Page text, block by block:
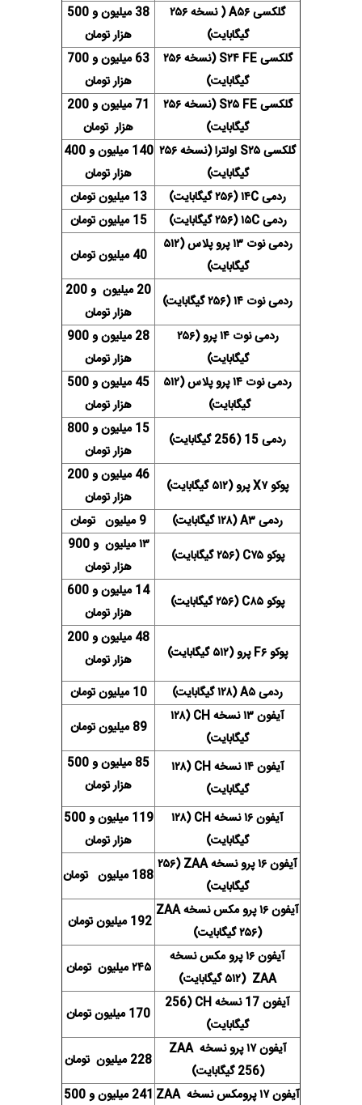
گلکسی A۵۶ ( نسخه ۲۵۶
گیگابایت)
38 میلیون و 500
هزار تومان
گلکسی S۲۴ FE (نسخه ۲۵۶
گیگابایت)
63 میلیون و 700
هزار تومان
گلکسی S۲۵ FE (نسخه ۲۵۶
گیگابایت)
71 میلیون و 200
هزار تومان
گلکسی S۲۵ اولترا (نسخه ۲۵۶
گیگابایت)
140 میلیون و 400
هزار تومان
ردمی ۱۴C (۲۵۶ گیگابایت)
13 میلیون تومان
ردمی ۱۵C (۲۵۶ گیگابایت)
15 میلیون تومان
ردمی نوت ۱۳ پرو پلاس (۵۱۲
گیگابایت)
40 میلیون تومان
ردمی نوت ۱۴ (۲۵۶ گیگابایت)
20 میلیون و 200
هزار تومان
ردمی نوت ۱۴ پرو (۲۵۶
گیگابایت)
28 میلیون و 900
هزار تومان
ردمی نوت ۱۴ پرو پلاس (۵۱۲
گیگابایت)
45 میلیون و 500
هزار تومان
ردمی 15 (256 گیگابایت)
15 میلیون و 800
هزار تومان
پوکو X۷ پرو (۵۱۲ گیگابایت)
46 میلیون و 200
هزار تومان
ردمی A۳ (۱۲۸ گیگابایت)
9 میلیون تومان
پوکو C۷۵ (۲۵۶ گیگابایت)
۱۳ میلیون و 900
هزار تومان
پوکو C۸۵ (۲۵۶ گیگابایت)
14 میلیون و 600
هزار تومان
پوکو F۶ پرو (۵۱۲ گیگابایت)
48 میلیون و 200
هزار تومان
ردمی A۵ (۱۲۸ گیگابایت)
10 میلیون تومان
آیفون ۱۳ نسخه CH (۱۲۸
گیگابایت)
89 میلیون تومان
آیفون ۱۴ نسخه CH (۱۲۸
گیگابایت)
85 میلیون و 500
هزار تومان
آیفون ۱۶ نسخه CH (۱۲۸
گیگابایت)
119 میلیون و 500
هزار تومان
آیفون ۱۶ پرو نسخه ZAA (۲۵۶
گیگابایت)
188 میلیون تومان
آیفون ۱۶ پرو مکس نسخه ZAA
(۲۵۶ گیگابایت)
192 میلیون تومان
آیفون ۱۶ پرو مکس نسخه
ZAA (۵۱۲ گیگابایت)
۲۴۵ میلیون تومان
آیفون 17 نسخه CH (256
گیگابایت)
170 میلیون تومان
آیفون ۱۷ پرو نسخه ZAA
(256 گیگابایت)
228 میلیون تومان
آیفون ۱۷ پرومکس نسخه ZAA
241 میلیون و 500